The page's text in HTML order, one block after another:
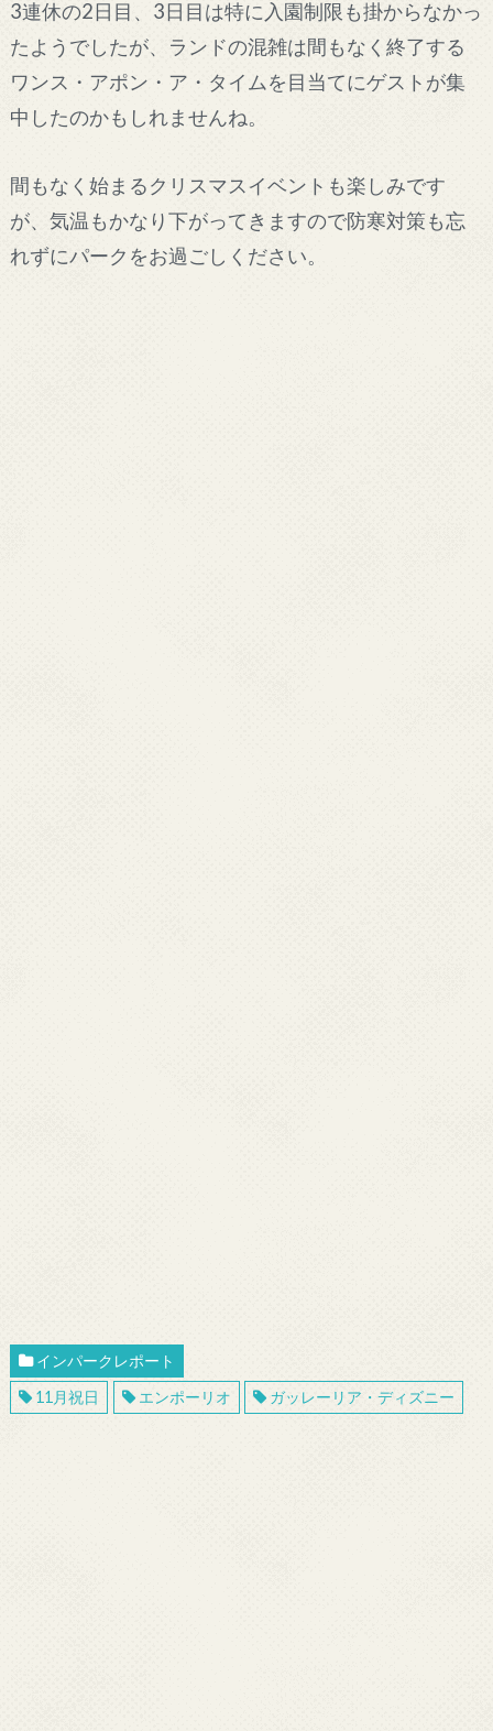
3連休の2日目、3日目は特に入園制限も掛からなかっ
たようでしたが、ランドの混雑は間もなく終了する
ワンス・アポン・ア・タイムを目当てにゲストが集
中したのかもしれませんね。
間もなく始まるクリスマスイベントも楽しみです
が、気温もかなり下がってきますので防寒対策も忘
れずにパークをお過ごしください。
インパークレポート
11月祝日
エンポーリオ ガッレーリア・ディズニー